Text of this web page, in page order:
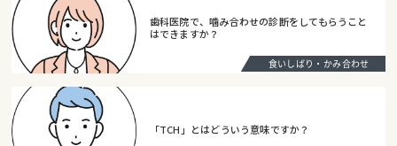
歯科医院で、噛み合わせの診断をしてもらうこと
はできますか？
食いしばり・かみ合わせ
「TCH」とはどういう意味ですか？